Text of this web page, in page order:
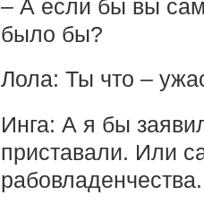
– А если бы вы
было бы?
Лола: Ты что –
Инга: А я бы
приставали. Или
рабовладенчества.